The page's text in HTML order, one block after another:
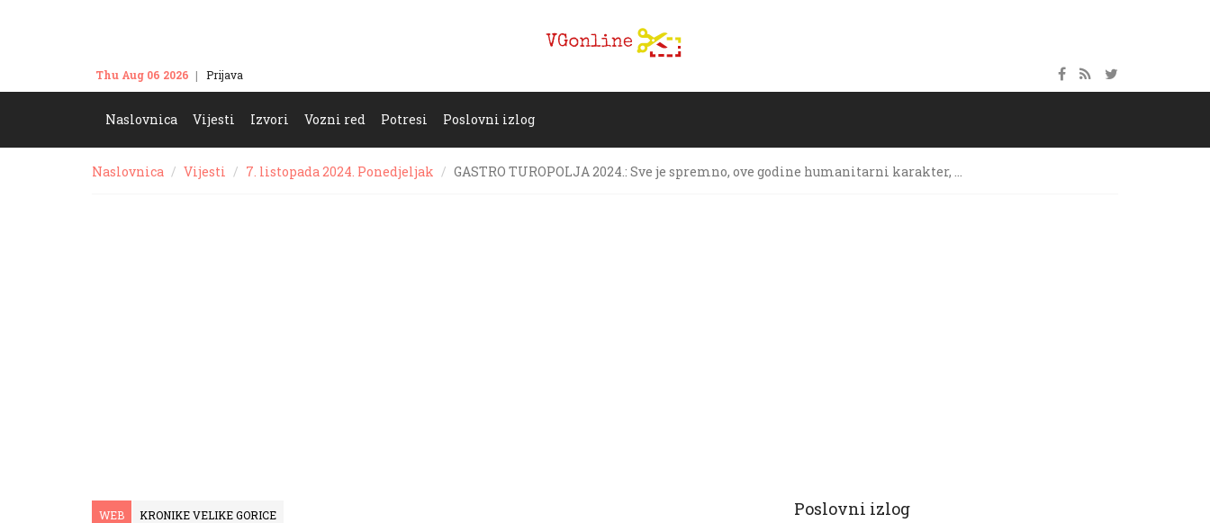
Thu Aug 06 2026 Prijava
Naslovnica Vijesti Izvori Vozni red Potresi Poslovni izlog
Naslovnica Vijesti 7. listopada 2024. Ponedjeljak GASTRO TUROPOLJA 2024.: Sve je spremno, ove godine humanitarni karakter, …
WEB KRONIKE VELIKE GORICE Poslovni izlog